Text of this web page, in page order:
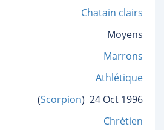
Chatain clairs
Moyens
Marrons
Athlétique
(Scorpion) 24 Oct 1996
Chrétien